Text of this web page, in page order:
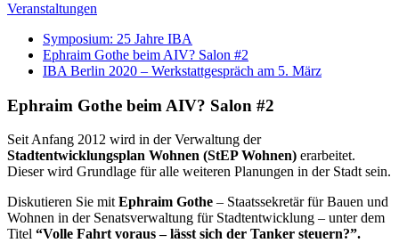
Veranstaltungen
Symposium: 25 Jahre IBA
Ephraim Gothe beim AIV? Salon #2
IBA Berlin 2020 – Werkstattgespräch am 5. März
Ephraim Gothe beim AIV? Salon #2
Seit Anfang 2012 wird in der Verwaltung der
Stadtentwicklungsplan Wohnen (StEP Wohnen) erarbeitet.
Dieser wird Grundlage für alle weiteren Planungen in der Stadt sein.
Diskutieren Sie mitEphraim Gothe – Staatssekretär für Bauen und
Wohnen in der Senatsverwaltung für Stadtentwicklung – unter dem
Titel “Volle Fahrt voraus – lässt sich der Tanker steuern?”.